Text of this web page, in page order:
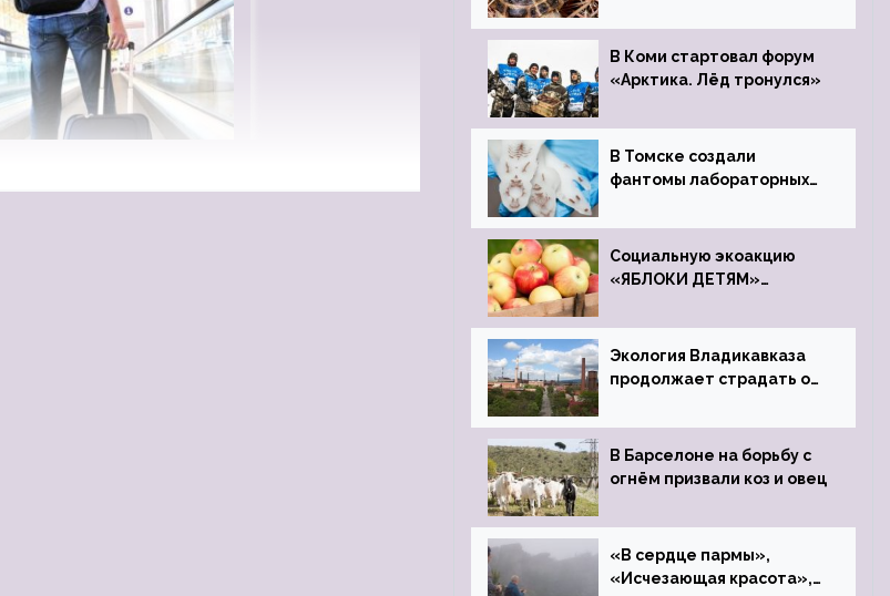
Ростовский зоопарк
В Коми стартовал форум
«Арктика. Лёд тронулся»
В Томске создали
фантомы лабораторных
Социальную экоакцию
«ЯБЛОКИ ДЕТЯМ»
Экология Владикавказа
продолжает страдать от
завода
В Барселоне на борьбу с
огнём призвали коз и овец
«В сердце пармы»,
«Исчезающая красота»,